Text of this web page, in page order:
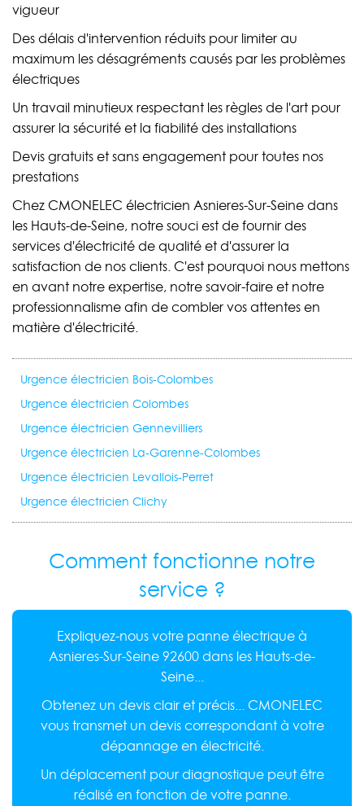
vigueur
Des délais d'intervention réduits pour limiter au
maximum les désagréments causés par les problèmes
électriques
Un travail minutieux respectant les règles de l'art pour
assurer la sécurité et la fiabilité des installations
Devis gratuits et sans engagement pour toutes nos
prestations
Chez CMONELEC électricien Asnieres-Sur-Seine dans
les Hauts-de-Seine, notre souci est de fournir des
services d'électricité de qualité et d'assurer la
satisfaction de nos clients. C'est pourquoi nous mettons
en avant notre expertise, notre savoir-faire et notre
professionnalisme afin de combler vos attentes en
matière d'électricité.
Urgence électricien Bois-Colombes
Urgence électricien Colombes
Urgence électricien Gennevilliers
Urgence électricien La-Garenne-Colombes
Urgence électricien Levallois-Perret
Urgence électricien Clichy
Comment fonctionne notre
service ?
Expliquez-nous votre panne électrique à
Asnieres-Sur-Seine 92600 dans les Hauts-de-
Seine...
Obtenez un devis clair et précis... CMONELEC
vous transmet un devis correspondant à votre
dépannage en électricité.
Un déplacement pour diagnostique peut être
réalisé en fonction de votre panne.